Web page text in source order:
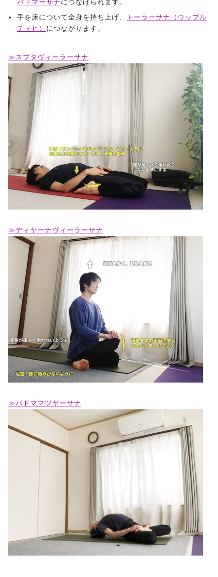
パドマーサナにつなげられます。
手を床について全身を持ち上げ、
トーラーサナ（ウップル
ティヒ） につながります。
≫スプタヴィーラーサナ
≫ディヤーナヴィーラーサナ
≫パドママツヤーサナ